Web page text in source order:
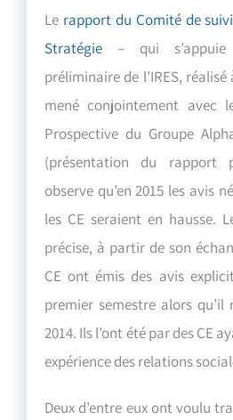
Le rapport du Comité de
Stratégie – qui s’
préliminaire de l’IRES,
mené conjointement avec
Prospective du Groupe
(présentation du rapport
observe qu’en 2015 les avis
les CE seraient en hausse.
précise, à partir de son
CE ont émis des avis
premier semestre alors qu’il
2014. Ils l’ont été par des CE
expérience des relations
Deux d’entre eux ont voulu